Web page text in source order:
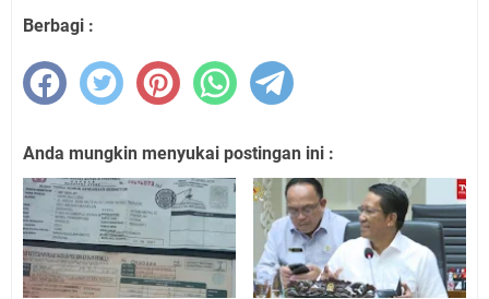
Berbagi :
Anda mungkin menyukai postingan ini :